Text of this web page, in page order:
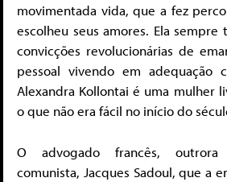
movimentada vida, que a fez
escolheu seus amores. Ela sempre
convicções revolucionárias de
pessoal vivendo em adequação
Alexandra Kollontai é uma mulher
o que não era fácil no início do
O advogado francês, outrora
comunista, Jacques Sadoul, que a